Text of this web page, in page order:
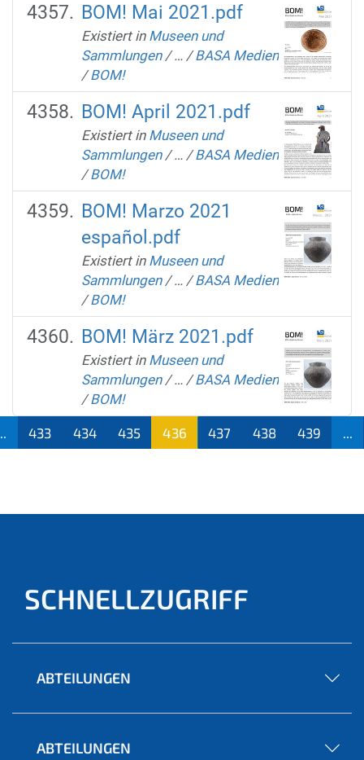
BOM! Mai 2021.pdf
Existiert in Museen und
Sammlungen /… /BASA Medien
/BOM!
BOM! April 2021.pdf
Existiert in Museen und
Sammlungen /… /BASA Medien
/BOM!
BOM! Marzo 2021
español.pdf
Existiert in Museen und
Sammlungen /… /BASA Medien
/BOM!
BOM! März 2021.pdf
Existiert in Museen und
Sammlungen /… /BASA Medien
/BOM!
433 434 435
436
437 438 439
SCHNELLZUGRIFF
ABTEILUNGEN
ABTEILUNGEN